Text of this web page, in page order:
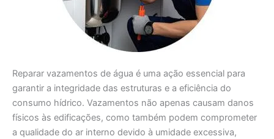
Reparar vazamentos de água é uma ação essencial para
garantir a integridade das estruturas e a eficiência do
consumo hídrico. Vazamentos não apenas causam danos
físicos às edificações, como também podem comprometer
a qualidade do ar interno devido à umidade excessiva,